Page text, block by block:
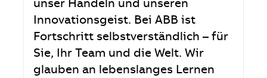
unser Handeln und unseren
Innovationsgeist. Bei ABB ist
Fortschritt selbstverständlich – für
Sie, Ihr Team und die Welt. Wir
glauben an lebenslanges Lernen